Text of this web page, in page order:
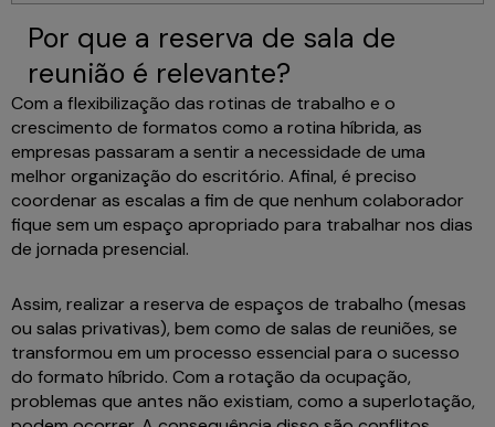
Por que a reserva de sala de
reunião é relevante?
Com a flexibilização das rotinas de trabalho e o
crescimento de formatos como a rotina híbrida, as
empresas passaram a sentir a necessidade de uma
melhor organização do escritório. Afinal, é preciso
coordenar as escalas a fim de que nenhum colaborador
fique sem um espaço apropriado para trabalhar nos dias
de jornada presencial.
Assim, realizar a reserva de espaços de trabalho (mesas
ou salas privativas), bem como de salas de reuniões, se
transformou em um processo essencial para o sucesso
do formato híbrido. Com a rotação da ocupação,
problemas que antes não existiam, como a superlotação,